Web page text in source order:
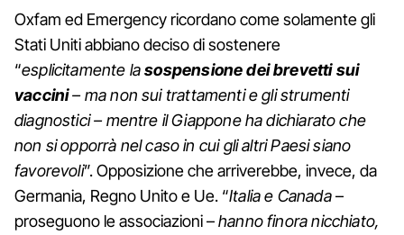
Oxfam ed Emergency ricordano come solamente gli
Stati Uniti abbiano deciso di sostenere
“esplicitamente lasospensione dei brevetti sui
vaccini– ma non sui trattamenti e gli strumenti
diagnostici – mentre il Giappone ha dichiarato che
non si opporrà nel caso in cui gli altri Paesi siano
favorevoli”. Opposizione che arriverebbe, invece, da
Germania, Regno Unito e Ue. “Italia e Canada–
proseguono le associazioni –hanno finora nicchiato,